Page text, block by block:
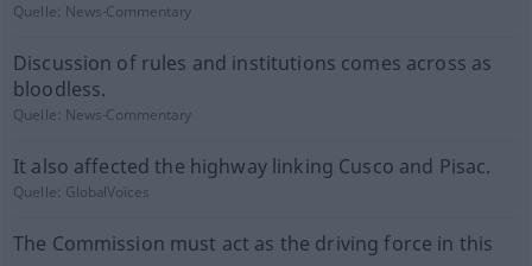
Quelle: News-Commentary
Discussion of rules and institutions comes across as
bloodless.
Quelle: News-Commentary
It also affected the highway linking Cusco and Pisac.
Quelle: GlobalVoices
The Commission must act as the driving force in this